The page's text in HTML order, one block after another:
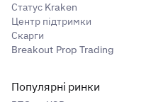
Статус Kraken
Центр підтримки
Скарги
Breakout Prop Trading
Популярні ринки